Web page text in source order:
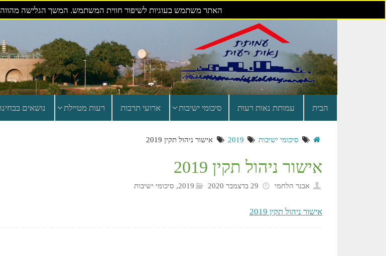
האתר משתמש בעוגיות לשיפור חווית המשתמש. המשך הגלישה
הבית עמותת נאות רעות סיכומי ישיבות ארועי תרבות רעות מטיילת נושאים
סיכומי ישיבות 2019 אישור ניהול תקין 2019
אישור ניהול תקין 2019
אבנר הלחמי 29 בדצמבר 2020 2019
, סיכומי ישיבות
אישור ניהול תקין 2019